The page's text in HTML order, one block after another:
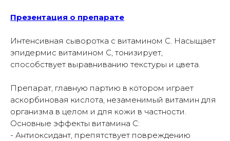
Презентация о препарате
Интенсивная сыворотка с витамином С. Насыщает
эпидермис витамином С, тонизирует,
способствует выравниванию текстуры и цвета.
Препарат, главную партию в котором играет
аскорбиновая кислота, незаменимый витамин для
организма в целом и для кожи в частности.
Основные эффекты витамина С:
- Антиоксидант, препятствует повреждению